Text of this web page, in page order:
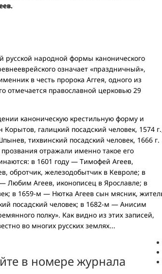
народной формы канонического
означает «праздничный»,
в честь пророка Аггея, одного из
отмечается православной церковью 29
каноническую крестильную форму и
галицкий посадский человек, 1574
тихвинский посадский человек, 1666 г.
отражали именно такое его
в 1601 году — Тимофей Агеев,
обротчик, железодобытчик в Кевроле; в
Любим Агеев, иконописец в Ярославле; в
в 1659-м — Нютка Агеев сын мясник,
посадский человек; в 1682-м — Анисим
полку». Как видно из этих записей,
во многих русских землях...
в номере журнала